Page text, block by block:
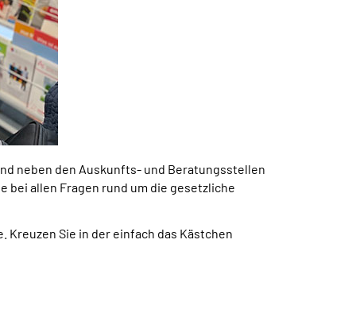
neben den Auskunfts- und Beratungsstellen
bei allen Fragen rund um die gesetzliche
Sie in der einfach das Kästchen